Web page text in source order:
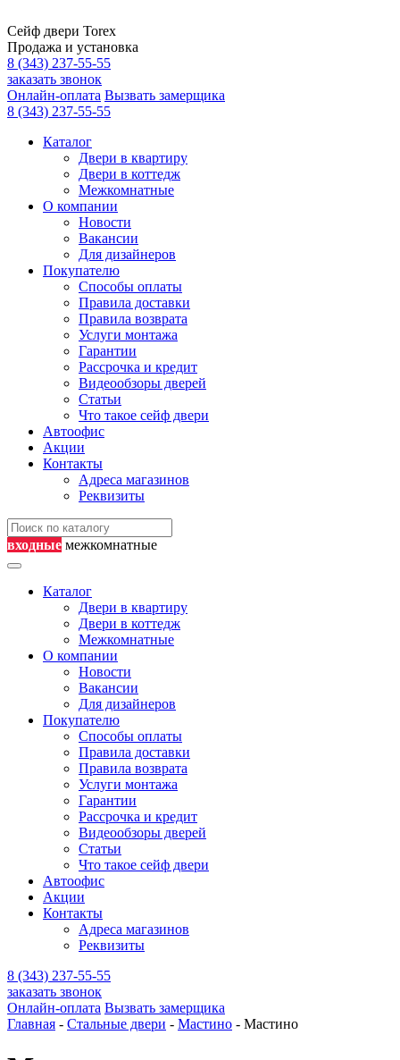
Сейф двери Torex
Продажа и установка
8 (343) 237-55-55
заказать звонок
Онлайн-оплата Вызвать замерщика
8 (343) 237-55-55
Каталог
Двери в квартиру
Двери в коттедж
Межкомнатные
О компании
Новости
Вакансии
Для дизайнеров
Покупателю
Способы оплаты
Правила доставки
Правила возврата
Услуги монтажа
Гарантии
Рассрочка и кредит
Видеообзоры дверей
Статьи
Что такое сейф двери
Автоофис
Акции
Контакты
Адреса магазинов
Реквизиты
входные межкомнатные
Каталог
Двери в квартиру
Двери в коттедж
Межкомнатные
О компании
Новости
Вакансии
Для дизайнеров
Покупателю
Способы оплаты
Правила доставки
Правила возврата
Услуги монтажа
Гарантии
Рассрочка и кредит
Видеообзоры дверей
Статьи
Что такое сейф двери
Автоофис
Акции
Контакты
Адреса магазинов
Реквизиты
8 (343) 237-55-55
заказать звонок
Онлайн-оплата Вызвать замерщика
Главная - Стальные двери - Мастино - Мастино